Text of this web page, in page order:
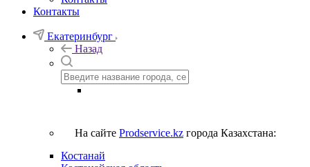
Контакты
Екатеринбург
Назад
На сайте Prodservice.kz города Казахстана:
Костанай